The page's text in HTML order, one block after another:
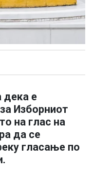
е
Изборниот
на глас на
да се
гласање по